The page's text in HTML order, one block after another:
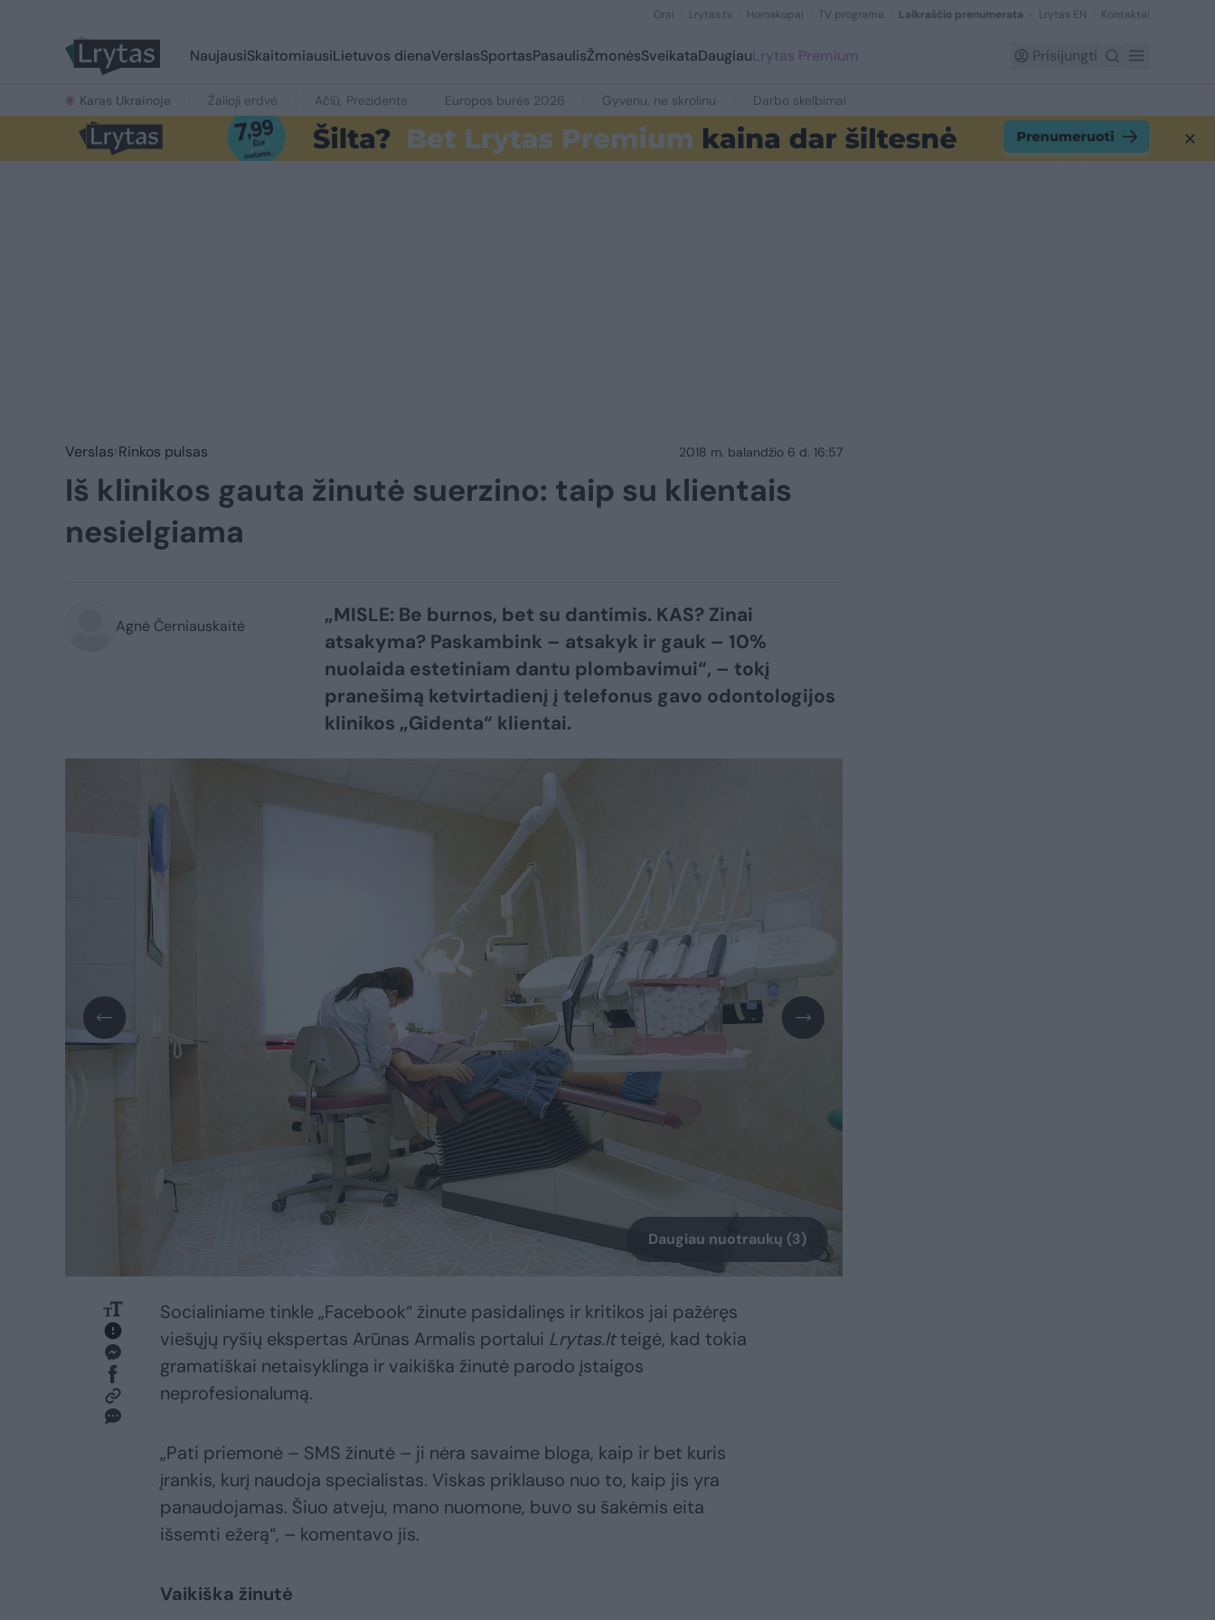
Orai Lrytas.tv Horoskopai TV programa Laikraščio prenumerata Lrytas EN Kontaktai
NaujausiSkaitomiausiLietuvos dienaVerslasSportasPasaulisŽmonėsSveikataDaugiauLrytas Premium Prisijungti
Karas Ukrainoje Žalioji erdvė Ačiū, Prezidente Europos burės 2026 Gyvenu, ne skrolinu Darbo skelbimai
Verslas Rinkos pulsas 2018 m. balandžio 6 d. 16:57
Iš klinikos gauta žinutė suerzino: taip su klientais
nesielgiama
Agnė Černiauskaitė
„MISLE: Be burnos, bet su dantimis. KAS? Zinai
atsakyma? Paskambink – atsakyk ir gauk – 10%
nuolaida estetiniam dantu plombavimui“, – tokį
pranešimą ketvirtadienį į telefonus gavo odontologijos
klinikos „Gidenta“ klientai.
Daugiau nuotraukų (3)
Socialiniame tinkle „Facebook“ žinute pasidalinęs ir kritikos jai pažėręs
viešųjų ryšių ekspertas Arūnas Armalis portalui Lrytas.ltteigė, kad tokia
gramatiškai netaisyklinga ir vaikiška žinutė parodo įstaigos
neprofesionalumą.
„Pati priemonė – SMS žinutė – ji nėra savaime bloga, kaip ir bet kuris
įrankis, kurį naudoja specialistas. Viskas priklauso nuo to, kaip jis yra
panaudojamas. Šiuo atveju, mano nuomone, buvo su šakėmis eita
išsemti ežerą“, – komentavo jis.
Vaikiška žinutė